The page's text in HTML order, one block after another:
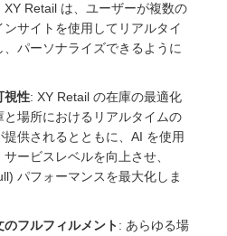
Retail は、ユーザーが複数の
サイトを使用してリアルタイ
、パーソナライズできるように
視性: XY Retail の在庫の最適化
場所におけるリアルタイムの
供されるとともに、AI を使用
ービスレベルを向上させ、
パフォーマンスを最大化しま
フルフィルメント: あらゆる場